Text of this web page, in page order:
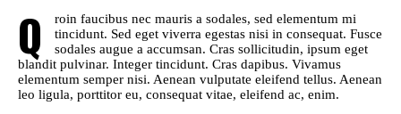
Q
roin faucibus nec mauris a sodales, sed elementum mi
tincidunt. Sed eget viverra egestas nisi in consequat. Fusce
sodales augue a accumsan. Cras sollicitudin, ipsum eget
blandit pulvinar. Integer tincidunt. Cras dapibus. Vivamus
elementum semper nisi. Aenean vulputate eleifend tellus. Aenean
leo ligula, porttitor eu, consequat vitae, eleifend ac, enim.